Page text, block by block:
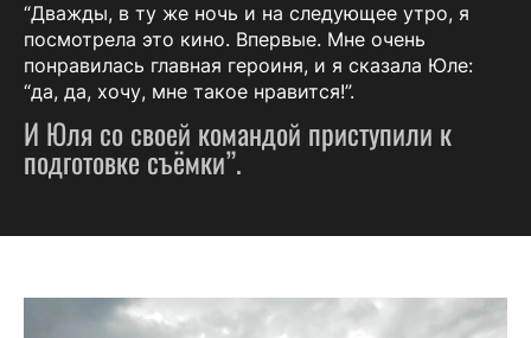
“Дважды, в ту же ночь и на следующее утро, я
посмотрела это кино. Впервые. Мне очень
понравилась главная героиня, и я сказала Юле:
“да, да, хочу, мне такое нравится!”.
И Юля со своей командой приступили к
подготовке съёмки”.